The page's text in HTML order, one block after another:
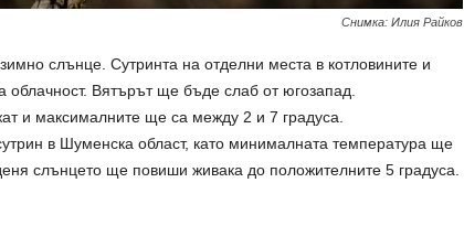
Снимка: Илия Райков
слънце. Сутринта на отделни места в котловините и
Вятърът ще бъде слаб от югозапад.
и максималните ще са между 2 и 7 градуса.
в Шуменска област, като минималната температура ще
слънцето ще повиши живака до положителните 5 градуса.